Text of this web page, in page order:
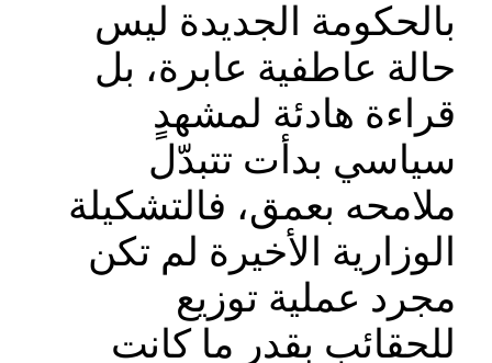
بالحكومة الجديدة ليس
حالة عاطفية عابرة، بل
قراءة هادئة لمشهدٍ
سياسي بدأت تتبدّل
ملامحه بعمق، فالتشكيلة
الوزارية الأخيرة لم تكن
مجرد عملية توزيع
للحقائب بقدر ما كانت